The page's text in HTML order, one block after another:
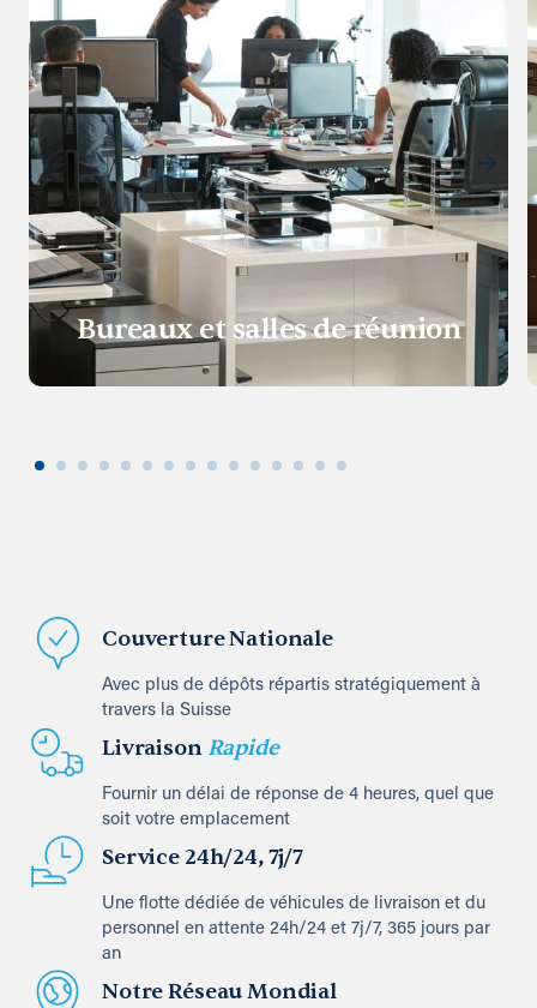
Bureaux et salles de réunion
Couverture Nationale
Avec plus de dépôts répartis stratégiquement à
travers la Suisse
Livraison Rapide
Fournir un délai de réponse de 4 heures, quel que
soit votre emplacement
Service 24h/24, 7j/7
Une flotte dédiée de véhicules de livraison et du
personnel en attente 24h/24 et 7j/7, 365 jours par
an
Notre Réseau Mondial